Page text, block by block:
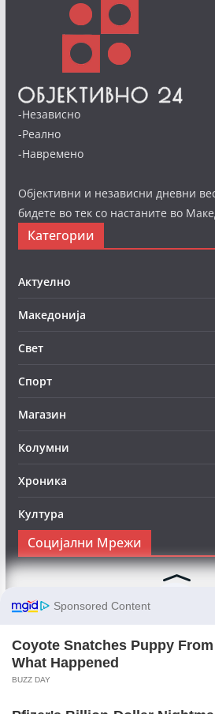
-Независно
-Реално
-Навремено
Објективни и независни дневни
бидете во тек со настаните во
Категории
Актуелно
Македонија
Свет
Спорт
Магазин
Колумни
Хроника
Култура
Социјални Мрежи
Следете нè на Фејсбук за да сте